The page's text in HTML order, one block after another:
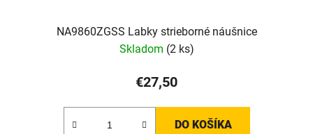
NA9860ZGSS Labky strieborné náušnice
Skladom (2 ks)
€27,50
DO KOŠÍKA